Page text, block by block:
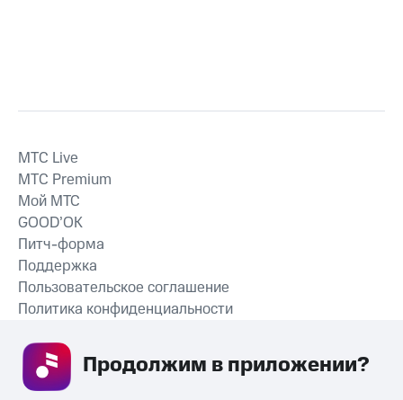
СКАЧАТЬ ПРИЛОЖЕНИЕ
MTС Live
MTС Premium
Мой МТС
GOOD’OK
Питч-форма
Поддержка
Пользовательское соглашение
Политика конфиденциальности